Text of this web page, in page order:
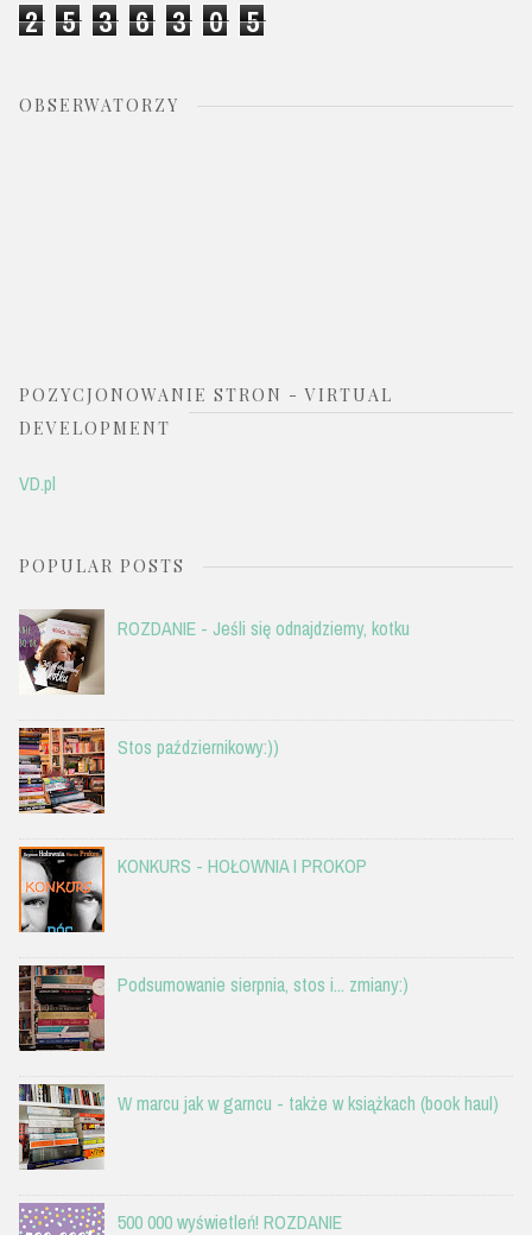
2 5 3 6 3 0 5
OBSERWATORZY
POZYCJONOWANIE STRON - VIRTUAL
DEVELOPMENT
VD.pl
POPULAR POSTS
ROZDANIE - Jeśli się odnajdziemy, kotku
Stos październikowy:))
KONKURS - HOŁOWNIA I PROKOP
Podsumowanie sierpnia, stos i... zmiany:)
W marcu jak w garncu - także w książkach (book haul)
500 000 wyświetleń! ROZDANIE